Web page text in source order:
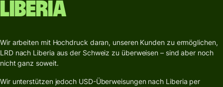
Liberia
Wir arbeiten mit Hochdruck daran, unseren Kunden zu ermöglichen,
LRD nach Liberia aus der Schweiz zu überweisen – sind aber noch
nicht ganz soweit.
Wir unterstützen jedoch USD-Überweisungen nach Liberia per